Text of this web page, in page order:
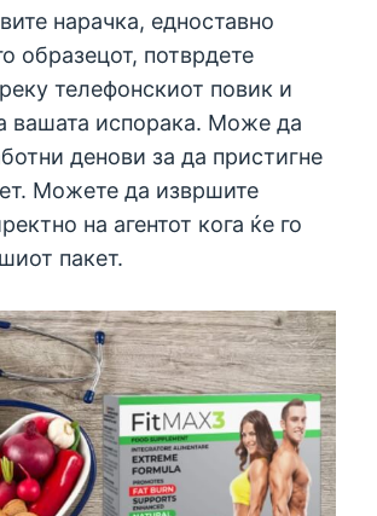
нарачка, едноставно
образецот, потврдете
телефонскиот повик и
вашата испорака. Може да
денови за да пристигне
Можете да извршите
на агентот кога ќе го
пакет.